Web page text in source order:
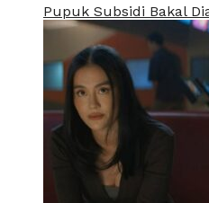
Pupuk Subsidi Bakal